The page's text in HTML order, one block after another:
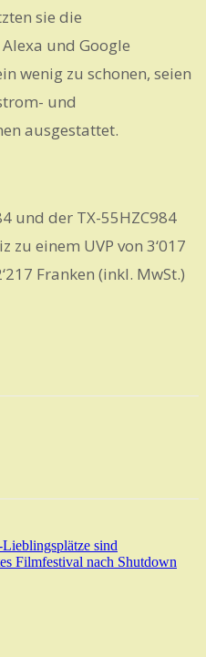
sie die
und Google
wenig zu schonen, seien
und
ausgestattet.
und der TX-55HZC984
zu einem UVP von 3‘017
Franken (inkl. MwSt.)
sind
Filmfestival nach Shutdown